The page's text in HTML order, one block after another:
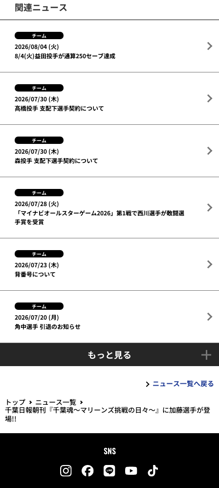
関連ニュース
チーム
2026/08/04 (火)
8/4(火)益田投手が通算250セーブ達成
チーム
2026/07/30 (木)
髙橋投手 支配下選手契約について
チーム
2026/07/30 (木)
森投手 支配下選手契約について
チーム
2026/07/28 (火)
「マイナビオールスターゲーム2026」第1戦で西川選手が敢闘選
手賞を受賞
チーム
2026/07/23 (木)
背番号について
チーム
2026/07/20 (月)
角中選手 引退のお知らせ
もっと見る
ニュース一覧へ戻る
トップ
ニュース一覧
千葉日報朝刊『千葉魂～マリーンズ挑戦の日々～』に加藤選手が登
場!!
SNS